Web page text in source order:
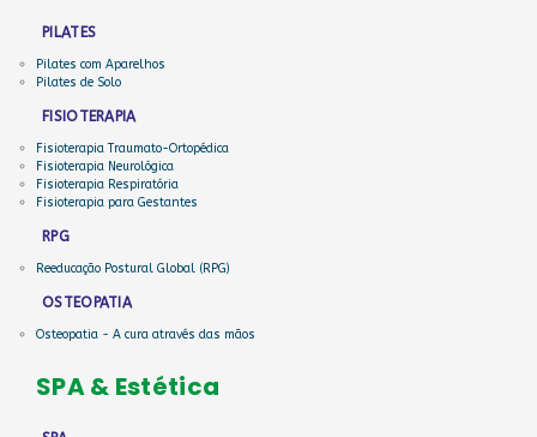
PILATES
Pilates com Aparelhos
Pilates de Solo
FISIOTERAPIA
Fisioterapia Traumato-Ortopédica
Fisioterapia Neurológica
Fisioterapia Respiratória
Fisioterapia para Gestantes
RPG
Reeducação Postural Global (RPG)
OSTEOPATIA
Osteopatia - A cura através das mãos
SPA & Estética